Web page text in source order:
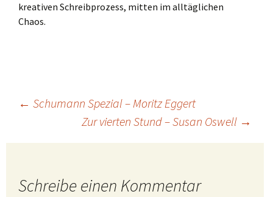
kreativen Schreibprozess, mitten im alltäglichen
Chaos.
Beitragsnavigation
← Schumann Spezial – Moritz Eggert
Zur vierten Stund – Susan Oswell →
Schreibe einen Kommentar